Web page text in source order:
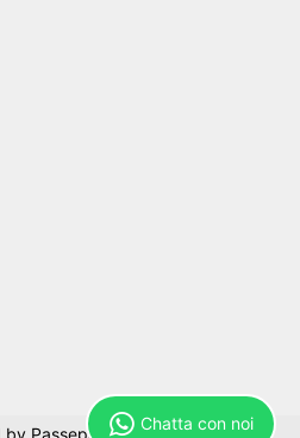
Chatta con noi
by Passepartout